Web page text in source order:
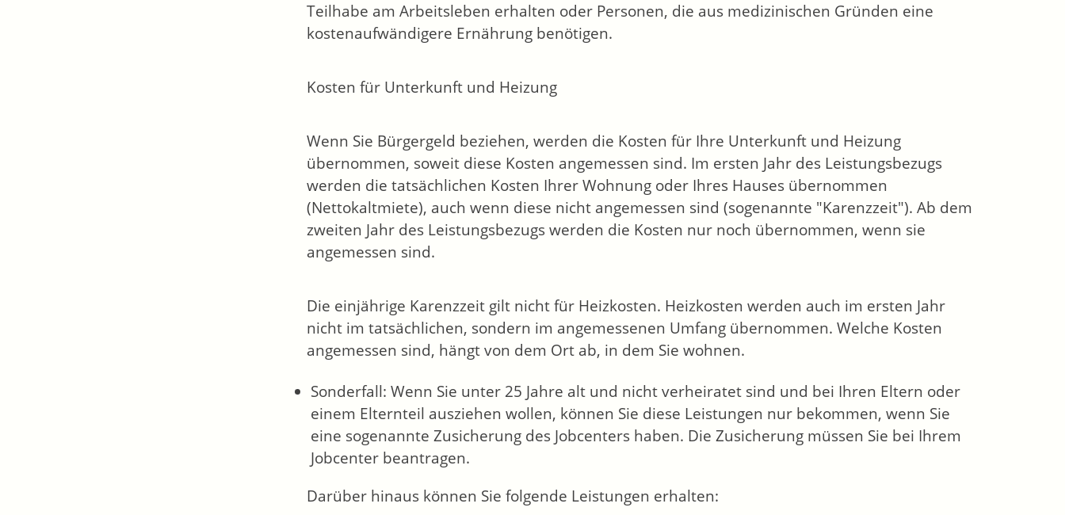
Teilhabe am Arbeitsleben erhalten oder Personen, die aus medizinischen Gründen eine
kostenaufwändigere Ernährung benötigen.
Kosten für Unterkunft und Heizung
Wenn Sie Bürgergeld beziehen, werden die Kosten für Ihre Unterkunft und Heizung
übernommen, soweit diese Kosten angemessen sind. Im ersten Jahr des Leistungsbezugs
werden die tatsächlichen Kosten Ihrer Wohnung oder Ihres Hauses übernommen
(Nettokaltmiete), auch wenn diese nicht angemessen sind (sogenannte "Karenzzeit"). Ab dem
zweiten Jahr des Leistungsbezugs werden die Kosten nur noch übernommen, wenn sie
angemessen sind.
Die einjährige Karenzzeit gilt nicht für Heizkosten. Heizkosten werden auch im ersten Jahr
nicht im tatsächlichen, sondern im angemessenen Umfang übernommen. Welche Kosten
angemessen sind, hängt von dem Ort ab, in dem Sie wohnen.
Sonderfall: Wenn Sie unter 25 Jahre alt und nicht verheiratet sind und bei Ihren Eltern oder
einem Elternteil ausziehen wollen, können Sie diese Leistungen nur bekommen, wenn Sie
eine sogenannte Zusicherung des Jobcenters haben. Die Zusicherung müssen Sie bei Ihrem
Jobcenter beantragen.
Darüber hinaus können Sie folgende Leistungen erhalten: